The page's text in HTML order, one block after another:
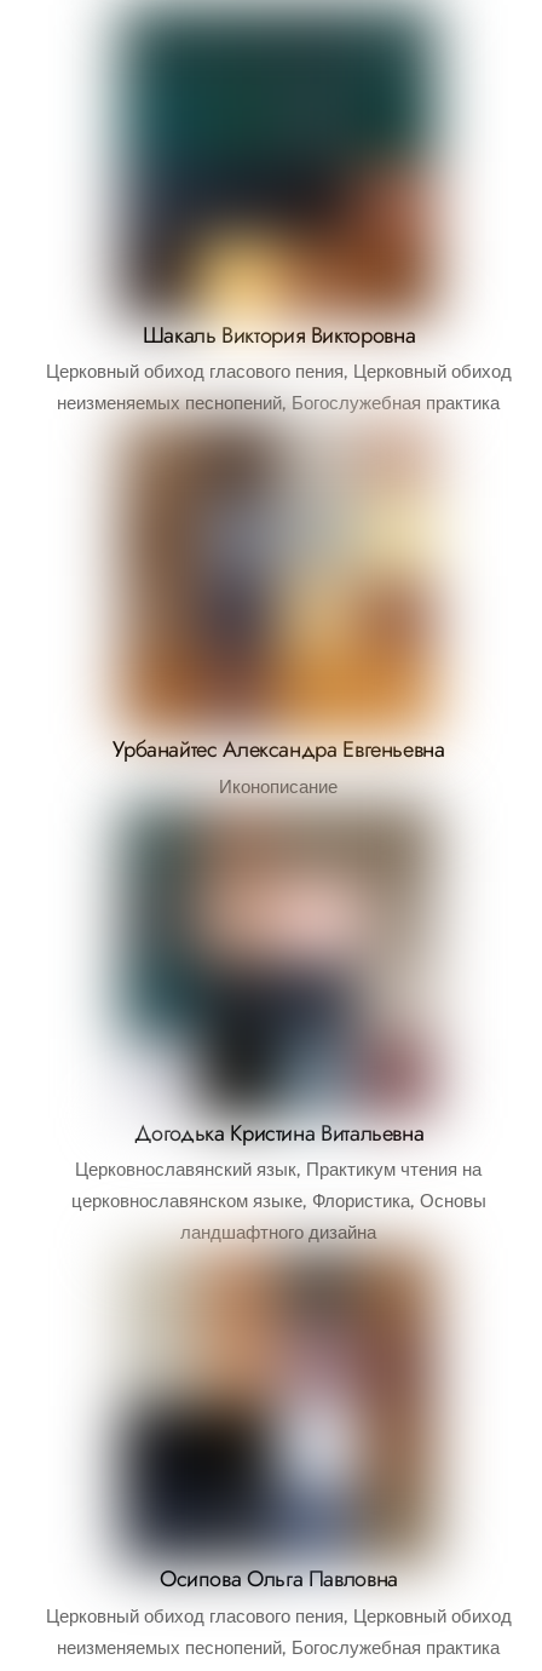
Шакаль Виктория Викторовна
Церковный обиход гласового пения, Церковный обиход
неизменяемых песнопений, Богослужебная практика
Урбанайтес Александра Евгеньевна
Иконописание
Догодька Кристина Витальевна
Церковнославянский язык, Практикум чтения на
церковнославянском языке, Флористика, Основы
ландшафтного дизайна
Осипова Ольга Павловна
Церковный обиход гласового пения, Церковный обиход
неизменяемых песнопений, Богослужебная практика